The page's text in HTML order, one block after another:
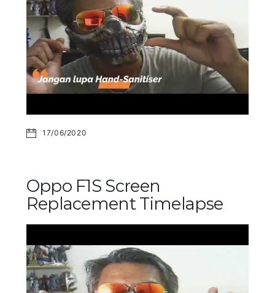
17/06/2020
Oppo F1S Screen
Replacement Timelapse